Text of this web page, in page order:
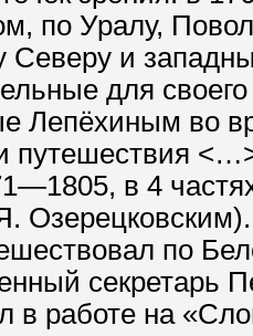
по Уралу,
Северу и
для
Лепёхиным во
путешествия
в 4
Озерецковским).
по
секретарь
в работе на